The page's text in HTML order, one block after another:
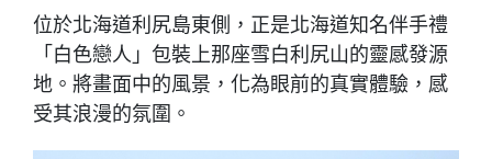
位於北海道利尻島東側，正是北海道知名伴手禮
「白色戀人」包裝上那座雪白利尻山的靈感發源
地。將畫面中的風景，化為眼前的真實體驗，感
受其浪漫的氛圍。